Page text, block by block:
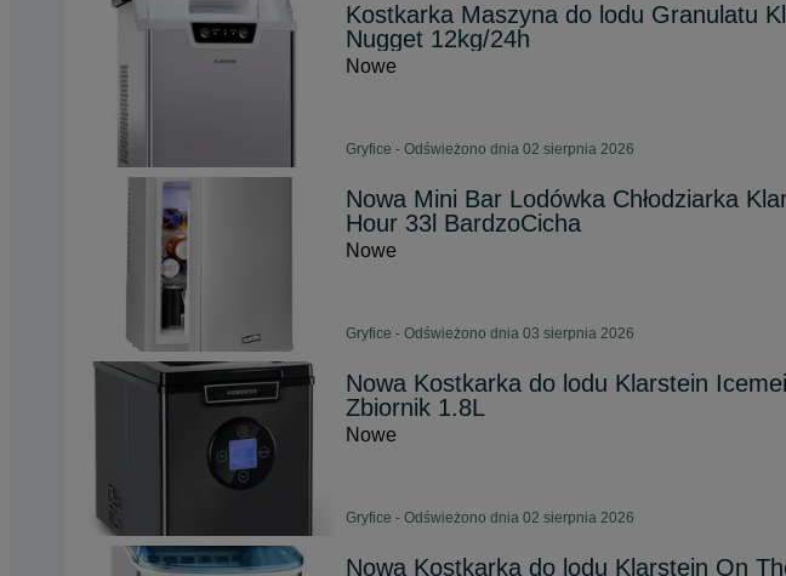
Kostkarka Maszyna do lodu Granulatu
Nugget 12kg/24h
Nowe
Gryfice - Odświeżono dnia 02 sierpnia 2026
Nowa Mini Bar Lodówka Chłodziarka
Hour 33l BardzoCicha
Nowe
Gryfice - Odświeżono dnia 03 sierpnia 2026
Nowa Kostkarka do lodu Klarstein
Zbiornik 1.8L
Nowe
Gryfice - Odświeżono dnia 02 sierpnia 2026
Nowa Kostkarka do lodu Klarstein On